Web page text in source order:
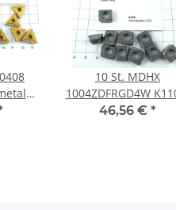
10 St. MDHX
1004ZDFRGD4W
Kennametal Inserts
46,56 € *